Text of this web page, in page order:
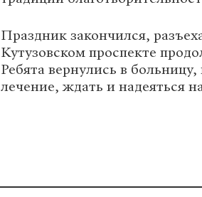
Праздник закончился,
Кутузовском проспекте
Ребята вернулись в
лечение, ждать и надеяться